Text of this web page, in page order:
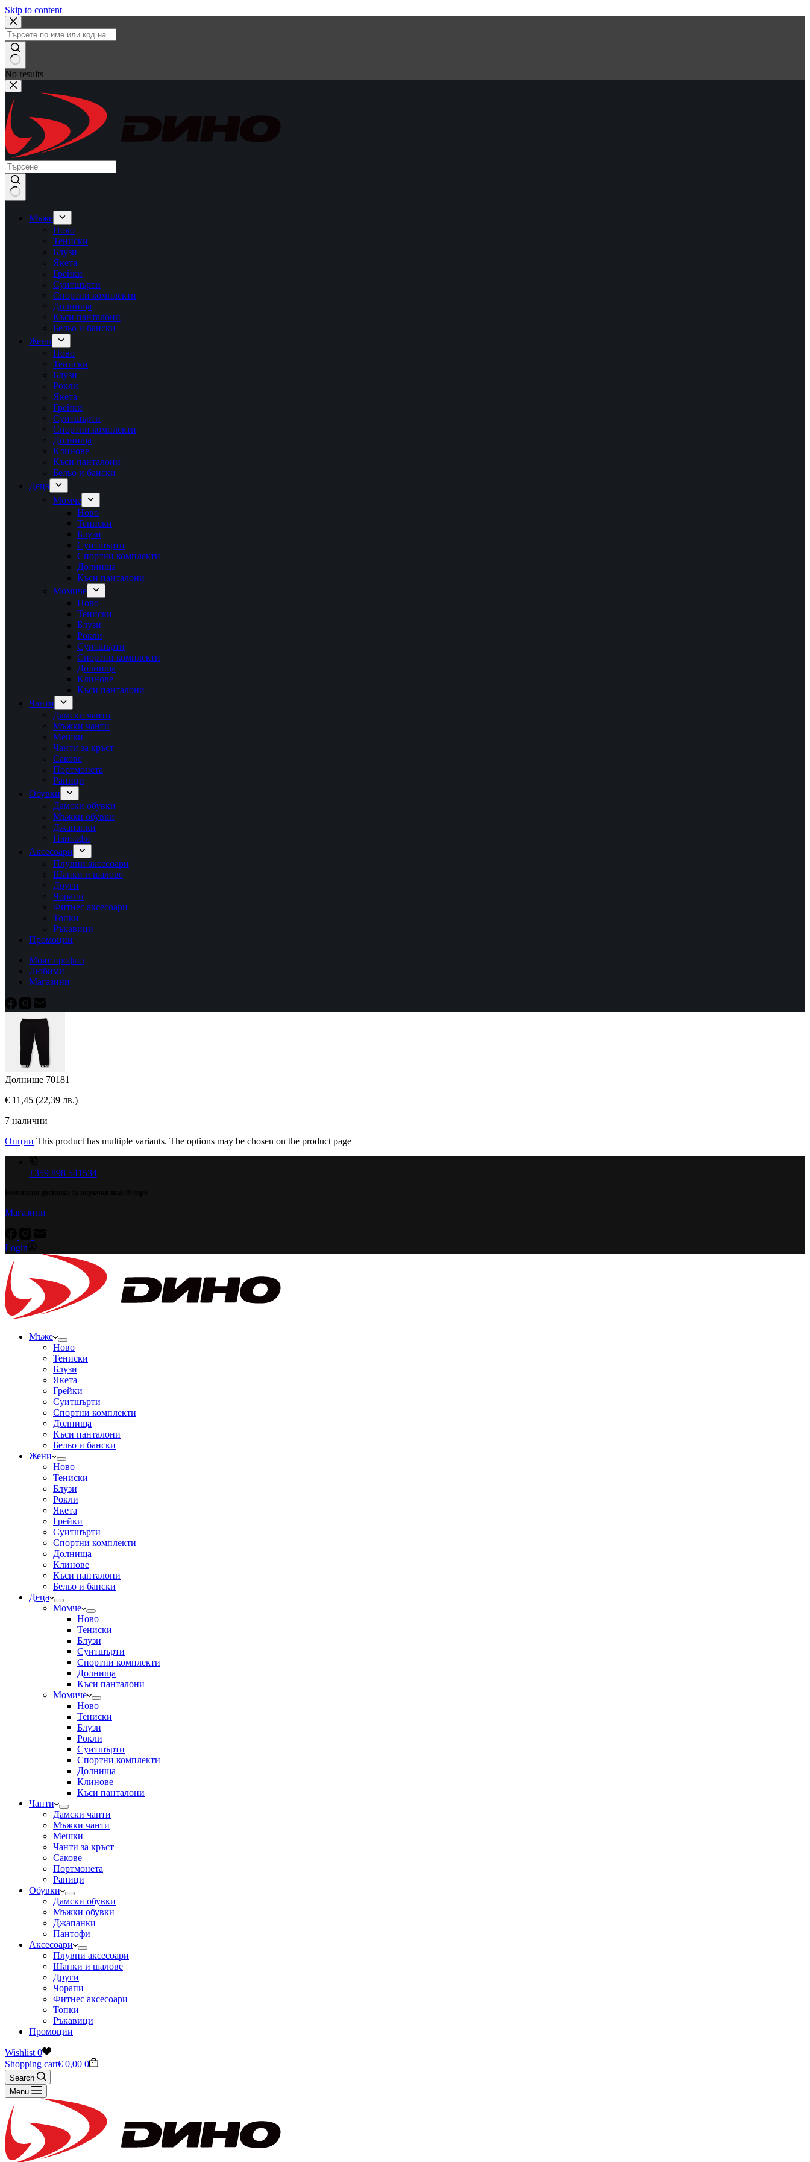
Skip to content
No results
Мъже
Ново
Тениски
Блузи
Якета
Грейки
Суитшърти
Спортни комплекти
Долнища
Къси панталони
Бельо и бански
Жени
Ново
Тениски
Блузи
Рокли
Якета
Грейки
Суитшърти
Спортни комплекти
Долнища
Клинове
Къси панталони
Бельо и бански
Деца
Момче
Ново
Тениски
Блузи
Суитшърти
Спортни комплекти
Долнища
Къси панталони
Момиче
Ново
Тениски
Блузи
Рокли
Суитшърти
Спортни комплекти
Долнища
Клинове
Къси панталони
Чанти
Дамски чанти
Мъжки чанти
Мешки
Чанти за кръст
Сакове
Портмонета
Раници
Обувки
Дамски обувки
Мъжки обувки
Джапанки
Пантофи
Аксесоари
Плувни аксесоари
Шапки и шалове
Други
Чорапи
Фитнес аксесоари
Топки
Ръкавици
Промоции
Моят профил
Любими
Магазини
Долнище 70181
€ 11,45 (22,39 лв.)
7 налични
Опции This product has multiple variants. The options may be chosen on the product page
+359 898 541534
Магазини
Login
Мъже
Ново
Тениски
Блузи
Якета
Грейки
Суитшърти
Спортни комплекти
Долнища
Къси панталони
Бельо и бански
Жени
Ново
Тениски
Блузи
Рокли
Якета
Грейки
Суитшърти
Спортни комплекти
Долнища
Клинове
Къси панталони
Бельо и бански
Деца
Момче
Ново
Тениски
Блузи
Суитшърти
Спортни комплекти
Долнища
Къси панталони
Момиче
Ново
Тениски
Блузи
Рокли
Суитшърти
Спортни комплекти
Долнища
Клинове
Къси панталони
Чанти
Дамски чанти
Мъжки чанти
Мешки
Чанти за кръст
Сакове
Портмонета
Раници
Обувки
Дамски обувки
Мъжки обувки
Джапанки
Пантофи
Аксесоари
Плувни аксесоари
Шапки и шалове
Други
Чорапи
Фитнес аксесоари
Топки
Ръкавици
Промоции
Wishlist 0
Shopping cart€ 0,00 0
Search
Menu